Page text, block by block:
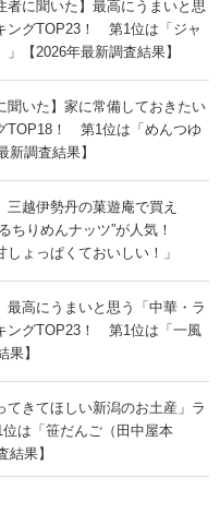
者に聞いた】最高にうまいと思
ングTOP23！ 第1位は「ジャ
【2026年最新調査結果】
聞いた】家に常備しておきたい
TOP18！ 第1位は「めんつゆ
新調査結果】
越伊勢丹の菓遊庵で買え
ちりめんナッツ”が人気！
しょっぱくておいしい！」
最高にうまいと思う「中華・ラ
ングTOP23！ 第1位は「一風
果】
てきてほしい新潟のお土産」ラ
は「笹だんご（田中屋本
結果】